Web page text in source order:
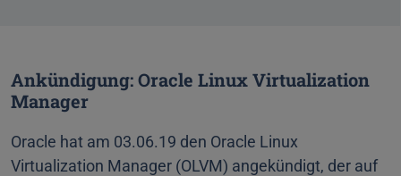
Ankündigung: Oracle Linux Virtualization
Manager
Oracle hat am 03.06.19 den Oracle Linux
Virtualization Manager (OLVM) angekündigt, der auf